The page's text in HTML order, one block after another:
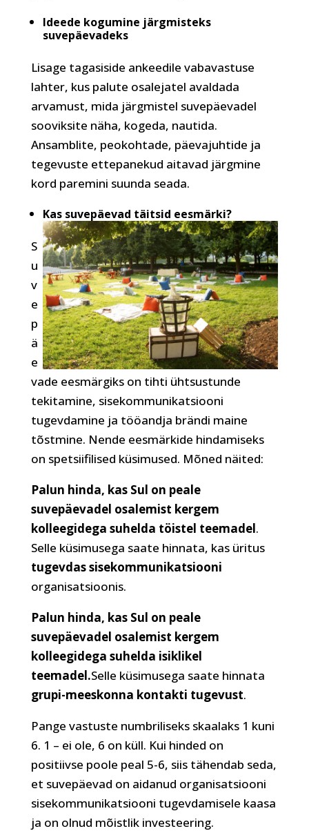
Ideede kogumine järgmisteks
suvepäevadeks
Lisage tagasiside ankeedile vabavastuse
lahter, kus palute osalejatel avaldada
arvamust, mida järgmistel suvepäevadel
sooviksite näha, kogeda, nautida.
Ansamblite, peokohtade, päevajuhtide ja
tegevuste ettepanekud aitavad järgmine
kord paremini suunda seada.
Kas suvepäevad täitsid eesmärki?
S
u
v
e
p
ä
e
vade eesmärgiks on tihti ühtsustunde
tekitamine, sisekommunikatsiooni
tugevdamine ja tööandja brändi maine
tõstmine. Nende eesmärkide hindamiseks
on spetsiifilised küsimused. Mõned näited:
Palun hinda, kas Sul on peale
suvepäevadel osalemist kergem
kolleegidega suhelda töistel teemadel.
Selle küsimusega saate hinnata, kas üritus
tugevdas sisekommunikatsiooni
organisatsioonis.
Palun hinda, kas Sul on peale
suvepäevadel osalemist kergem
kolleegidega suhelda isiklikel
teemadel.Selle küsimusega saate hinnata
grupi-meeskonna kontakti tugevust.
Pange vastuste numbriliseks skaalaks 1 kuni
6. 1 – ei ole, 6 on küll. Kui hinded on
positiivse poole peal 5-6, siis tähendab seda,
et suvepäevad on aidanud organisatsiooni
sisekommunikatsiooni tugevdamisele kaasa
ja on olnud mõistlik investeering.